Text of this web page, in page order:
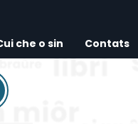
che o sin Contats